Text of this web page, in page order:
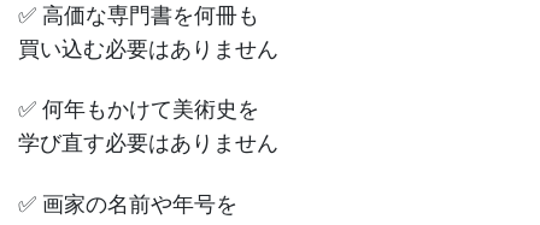
✅ 高価な専門書を何冊も
買い込む必要はありません
✅ 何年もかけて美術史を
学び直す必要はありません
✅ 画家の名前や年号を